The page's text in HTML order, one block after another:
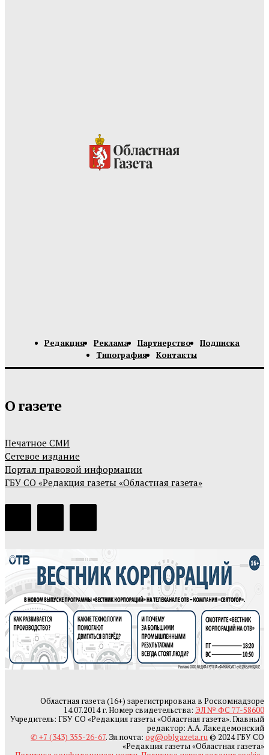
Редакция Реклама Партнерство
Подписка
Типография
Контакты
О газете
Печатное СМИ
Сетевое издание
Портал правовой информации
ГБУ СО «Редакция газеты «Областная газета»
Областная газета (16+) зарегистрирована в Роскомнадзоре
14.07.2014 г. Номер свидетельства: ЭЛ № ФС 77-58600
Учредитель: ГБУ СО «Редакция газеты «Областная газета». Главный
редактор: А.А. Лакедемонский
✆ +7 (343) 355-26-67. Эл.почта: og@oblgazeta.ru © 2024 ГБУ СО
«Редакция газеты «Областная газета»